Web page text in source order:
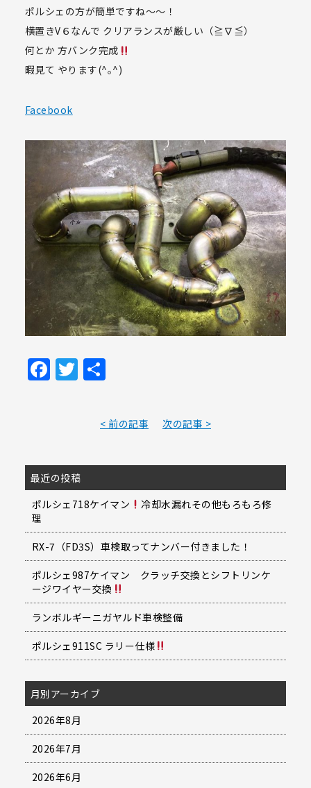
ポルシェの方が簡単ですね〜〜！
横置きV６なんで クリアランスが厳しい（≧∇≦）
何とか 方バンク完成
暇見て やります(^｡^)
Facebook
Facebook
Twitter
共
< 前の記事 次の記事 >
最近の投稿
ポルシェ718ケイマン
冷却水漏れその他もろもろ修
理
RX-7（FD3S）車検取ってナンバー付きました！
ポルシェ987ケイマン クラッチ交換とシフトリンケ
ージワイヤー交換
ランボルギーニガヤルド車検整備
ポルシェ911SC ラリー仕様
月別アーカイブ
2026年8月
2026年7月
2026年6月